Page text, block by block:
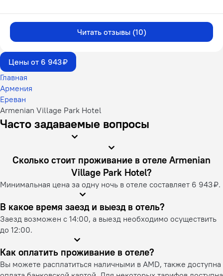
Читать отзывы (10)
Цены от 6 943 ₽
Главная
Армения
Ереван
Armenian Village Park Hotel
Часто задаваемые вопросы
Сколько стоит проживание в отеле Armenian
Village Park Hotel?
Минимальная цена за одну ночь в отеле составляет 6 943 ₽.
В какое время заезд и выезд в отель?
Заезд возможен с 14:00, а выезд необходимо осуществить
до 12:00.
Как оплатить проживание в отеле?
Вы можете расплатиться наличными в AMD, также доступна